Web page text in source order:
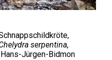
serpentina,
Jürgen-Bidmon